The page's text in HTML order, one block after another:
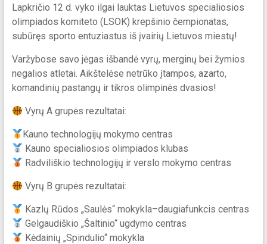
Lapkričio 12 d. vyko ilgai lauktas Lietuvos specialiosios
olimpiados komiteto (LSOK) krepšinio čempionatas,
subūręs sporto entuziastus iš įvairių Lietuvos miestų!
Varžybose savo jėgas išbandė vyrų, merginų bei žymios
negalios atletai. Aikštelėse netrūko įtampos, azarto,
komandinių pastangų ir tikros olimpinės dvasios!
Vyrų A grupės rezultatai:
Kauno technologijų mokymo centras
Kauno specialiosios olimpiados klubas
Radviliškio technologijų ir verslo mokymo centras
Vyrų B grupės rezultatai:
Kazlų Rūdos „Saulės“ mokykla–daugiafunkcis centras
Gelgaudiškio „Šaltinio“ ugdymo centras
Kėdainių „Spindulio“ mokykla